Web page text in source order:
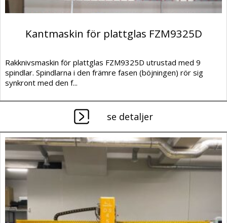
Kantmaskin för plattglas FZM9325D
Rakknivsmaskin för plattglas FZM9325D utrustad med 9
spindlar. Spindlarna i den främre fasen (böjningen) rör sig
synkront med den f...
se detaljer